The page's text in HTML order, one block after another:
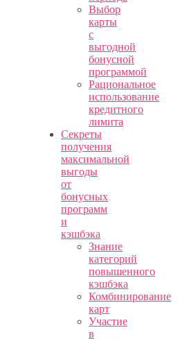
Выбор
карты
с
выгодной
бонусной
программой
Рациональное
использование
кредитного
лимита
Секреты
получения
максимальной
выгоды
от
бонусных
программ
и
кэшбэка
Знание
категорий
повышенного
кэшбэка
Комбинирование
карт
Участие
в